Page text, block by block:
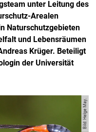
unter Leitung des
Arealen
Naturschutzgebieten
und Lebensräumen
Krüger. Beteiligt
der Universität
Bild: Helge May.